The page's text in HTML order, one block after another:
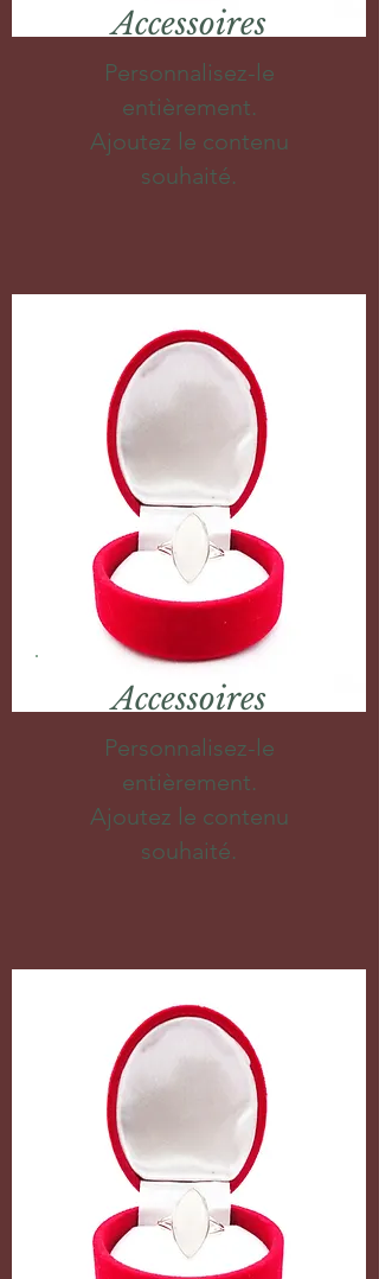
Accessoires
Personnalisez-le
entièrement.
Ajoutez le contenu
souhaité.
Accessoires
Personnalisez-le
entièrement.
Ajoutez le contenu
souhaité.